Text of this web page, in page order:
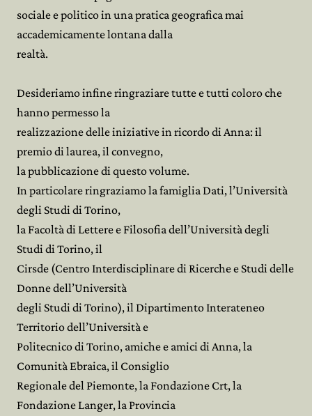
sociale e politico in una pratica geografica mai
accademicamente lontana dalla
realtà.
Desideriamo infine ringraziare tutte e tutti coloro che
hanno permesso la
realizzazione delle iniziative in ricordo di Anna: il
premio di laurea, il convegno,
la pubblicazione di questo volume.
In particolare ringraziamo la famiglia Dati, l’Università
degli Studi di Torino,
la Facoltà di Lettere e Filosofia dell’Università degli
Studi di Torino, il
Cirsde (Centro Interdisciplinare di Ricerche e Studi delle
Donne dell’Università
degli Studi di Torino), il Dipartimento Interateneo
Territorio dell’Università e
Politecnico di Torino, amiche e amici di Anna, la
Comunità Ebraica, il Consiglio
Regionale del Piemonte, la Fondazione Crt, la
Fondazione Langer, la Provincia